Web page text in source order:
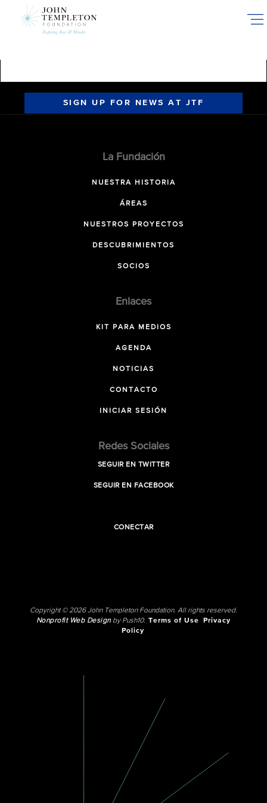
SIGN UP FOR NEWS AT JTF
La Fundación
NUESTRA HISTORIA
ÁREAS
NUESTROS PROYECTOS
DESCUBRIMIENTOS
SOCIOS
Enlaces
KIT PARA MEDIOS
AGENDA
NOTICIAS
CONTACTO
INICIAR SESIÓN
Redes Sociales
SEGUIR EN TWITTER
SEGUIR EN FACEBOOK
CONECTAR
Copyright © 2026 John Templeton Foundation. All rights reserved.
Nonprofit Web Designby Push10. Terms of Use
Privacy
Policy